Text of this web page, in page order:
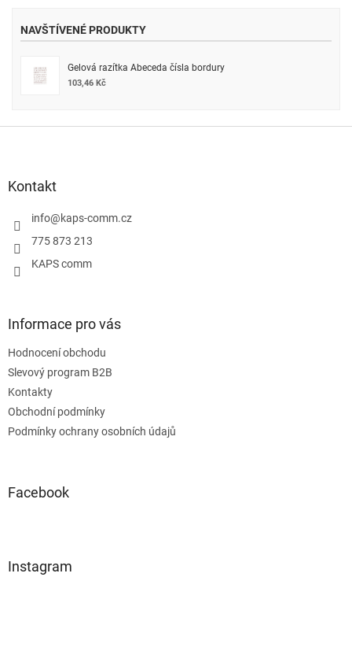
NAVŠTÍVENÉ PRODUKTY
Gelová razítka Abeceda čísla bordury
103,46 Kč
Kontakt
info@kaps-comm.cz
775 873 213
KAPS comm
Informace pro vás
Hodnocení obchodu
Slevový program B2B
Kontakty
Obchodní podmínky
Podmínky ochrany osobních údajů
Facebook
Instagram